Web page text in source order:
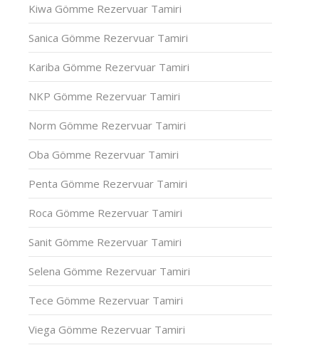
Kiwa Gömme Rezervuar Tamiri
Sanica Gömme Rezervuar Tamiri
Kariba Gömme Rezervuar Tamiri
NKP Gömme Rezervuar Tamiri
Norm Gömme Rezervuar Tamiri
Oba Gömme Rezervuar Tamiri
Penta Gömme Rezervuar Tamiri
Roca Gömme Rezervuar Tamiri
Sanit Gömme Rezervuar Tamiri
Selena Gömme Rezervuar Tamiri
Tece Gömme Rezervuar Tamiri
Viega Gömme Rezervuar Tamiri